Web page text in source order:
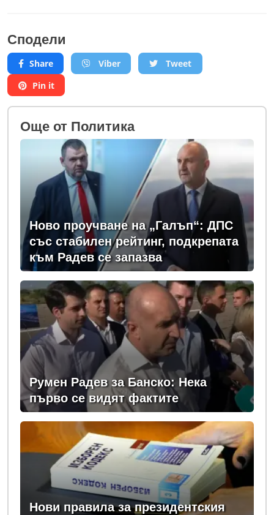
Сподели
Share Viber
Tweet
Pin it
Oще от Политика
Ново проучване на „Галъп“: ДПС
със стабилен рейтинг, подкрепата
към Радев се запазва
Румен Радев за Банско: Нека
първо се видят фактите
Нови правила за президентския